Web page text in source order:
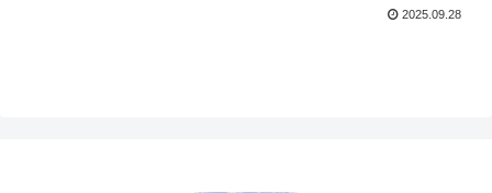
2025.09.28